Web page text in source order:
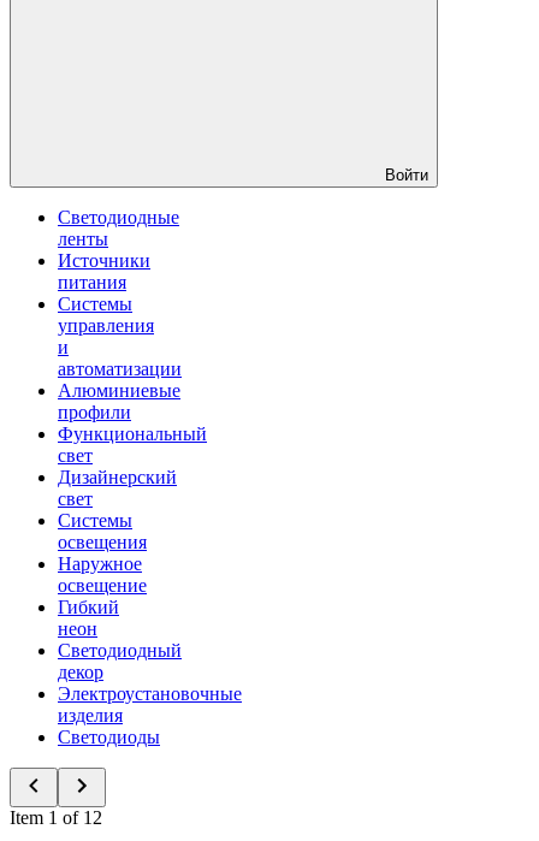
Войти
Светодиодные
ленты
Источники
питания
Системы
управления
и
автоматизации
Алюминиевые
профили
Функциональный
свет
Дизайнерский
свет
Системы
освещения
Наружное
освещение
Гибкий
неон
Светодиодный
декор
Электроустановочные
изделия
Светодиоды
Item 1 of 12